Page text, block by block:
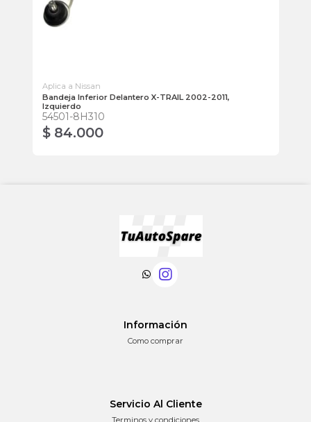
Aplica a Nissan
Bandeja Inferior Delantero X-TRAIL 2002-2011,
Izquierdo
54501-8H310
$ 84.000
Información
Como comprar
Servicio Al Cliente